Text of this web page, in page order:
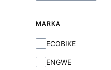
MARKA
MarkaECOBIKE
ENGWE